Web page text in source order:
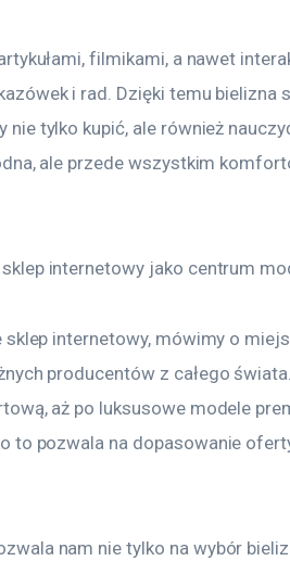
filmikami, a nawet
i rad. Dzięki temu bielizna
tylko kupić, ale również
ale przede wszystkim
internetowy jako centrum
sklep internetowy, mówimy o
producentów z całego
aż po luksusowe modele
to pozwala na dopasowanie
nam nie tylko na wybór